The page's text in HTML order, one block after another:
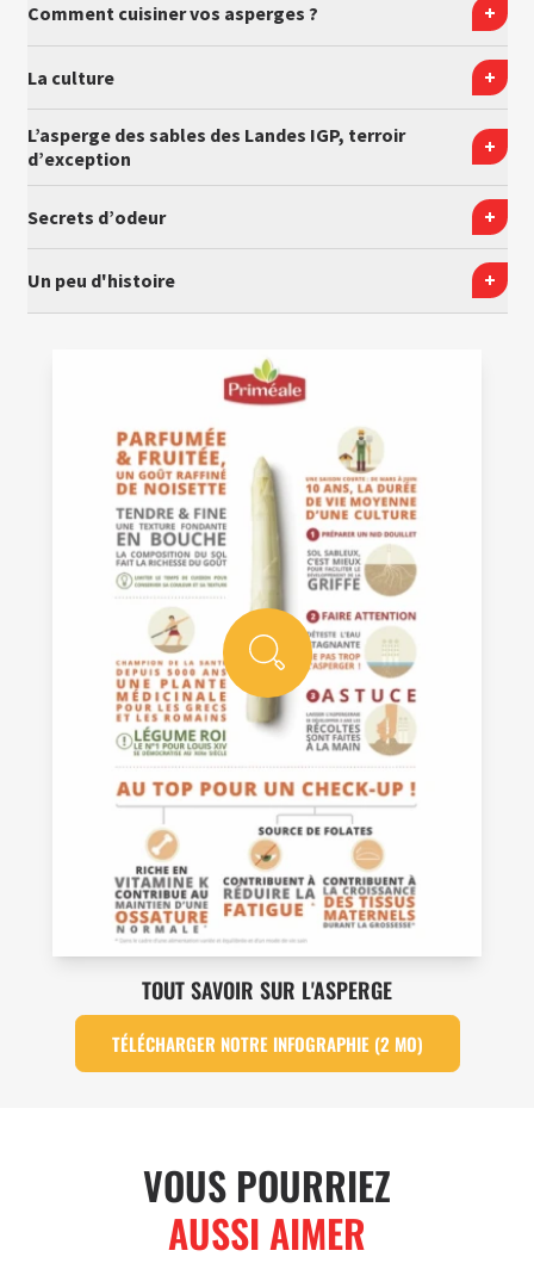
Comment cuisiner vos asperges ?
La culture
L’asperge des sables des Landes IGP, terroir
d’exception
Secrets d’odeur
Un peu d'histoire
TOUT SAVOIR SUR L'ASPERGE
TÉLÉCHARGER NOTRE INFOGRAPHIE (2 MO)
VOUS POURRIEZ
AUSSI AIMER